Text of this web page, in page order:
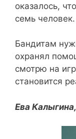
оказалось,
семь человек.
Бандитам
охранял
смотрю на
становится
Ева